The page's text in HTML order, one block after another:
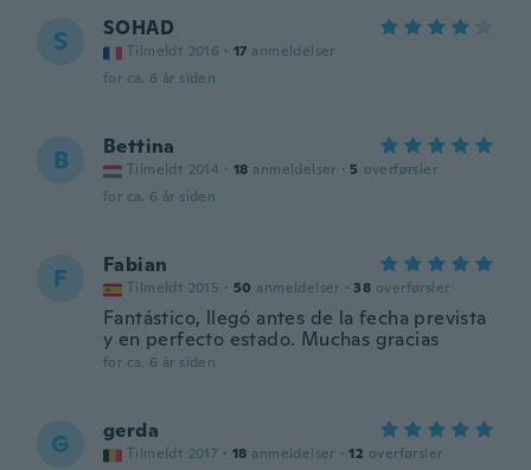
S SOHAD
Tilmeldt 2016 · 17 anmeldelser
for ca. 6 år siden
B Bettina
Tilmeldt 2014 · 18 anmeldelser · 5 overførsler
for ca. 6 år siden
F Fabian
Tilmeldt 2015 · 50 anmeldelser · 38 overførsler
Fantástico, llegó antes de la fecha prevista
y en perfecto estado. Muchas gracias
for ca. 6 år siden
G gerda
Tilmeldt 2017 · 18 anmeldelser · 12 overførsler